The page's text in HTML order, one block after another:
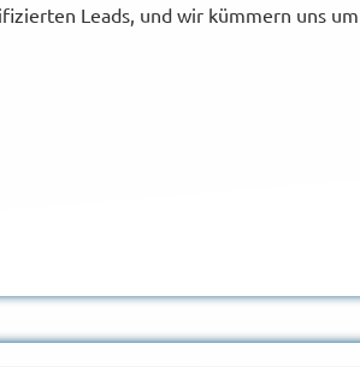
Leads, und wir kümmern uns